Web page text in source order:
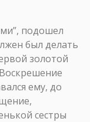
подошел
был делать
золотой
ему, до
сестры